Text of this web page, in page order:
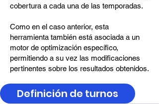
cobertura a cada una de las temporadas.
Como en el caso anterior, esta
herramienta también está asociada a un
motor de optimización específico,
permitiendo a su vez las modificaciones
pertinentes sobre los resultados obtenidos.
Definición de turnos